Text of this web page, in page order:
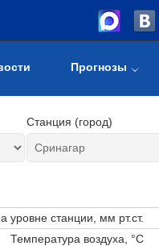
Прогнозы
Станция (город)
уровне станции, мм рт.ст.
Температура воздуха, °C